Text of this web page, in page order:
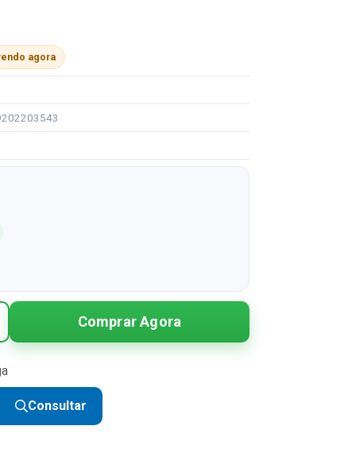
agora
Comprar Agora
Consultar